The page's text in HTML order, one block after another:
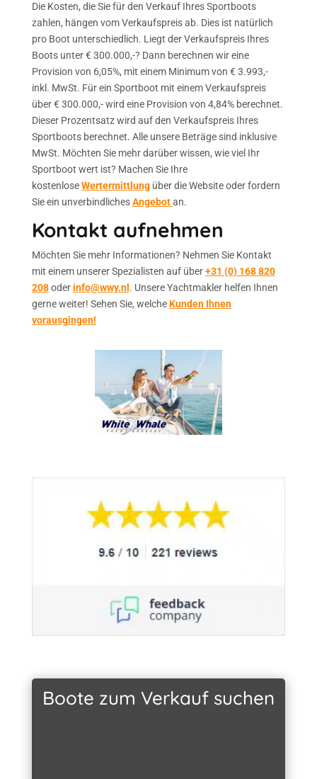
Die Kosten, die Sie für den Verkauf Ihres Sportboots
zahlen, hängen vom Verkaufspreis ab. Dies ist natürlich
pro Boot unterschiedlich. Liegt der Verkaufspreis Ihres
Boots unter € 300.000,-? Dann berechnen wir eine
Provision von 6,05%, mit einem Minimum von € 3.993,-
inkl. MwSt. Für ein Sportboot mit einem Verkaufspreis
über € 300.000,- wird eine Provision von 4,84% berechnet.
Dieser Prozentsatz wird auf den Verkaufspreis Ihres
Sportboots berechnet. Alle unsere Beträge sind inklusive
MwSt. Möchten Sie mehr darüber wissen, wie viel Ihr
Sportboot wert ist? Machen Sie Ihre
kostenlose Wertermittlung über die Website oder fordern
Sie ein unverbindliches Angebot an.
Kontakt aufnehmen
Möchten Sie mehr Informationen? Nehmen Sie Kontakt
mit einem unserer Spezialisten auf über +31 (0) 168 820
208 oder info@wwy.nl . Unsere Yachtmakler helfen Ihnen
gerne weiter! Sehen Sie, welche Kunden Ihnen
vorausgingen!
Boote zum Verkauf suchen